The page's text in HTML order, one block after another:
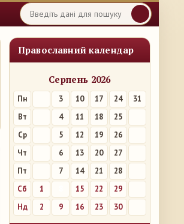
Православний календар
Серпень 2026
Пн 3 10 17 24
31
Вт
4 11 18
25
Ср
5 12 19
26
Чт
6 13 20
27
Пт
7 14 21
28
Сб
1 15 22
29
Нд
2 9 16 23 30